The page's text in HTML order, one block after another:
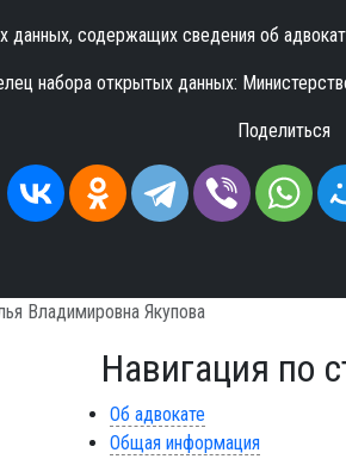
данных, содержащих сведения об
набора открытых данных:
Поделиться
Владимировна Якупова
Навигация по
Об адвокате
Общая информация